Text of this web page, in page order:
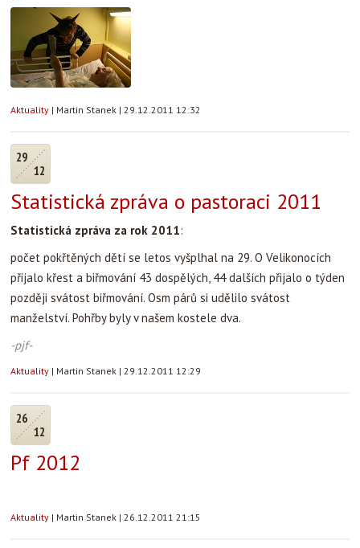
Aktuality | Martin Stanek | 29.12.2011 12:32
29
12
Statistická zpráva o pastoraci 2011
Statistická zpráva za rok 2011:
počet pokřtěných dětí se letos vyšplhal na 29. O Velikonocích
přijalo křest a biřmování 43 dospělých, 44 dalších přijalo o týden
později svátost biřmování. Osm párů si udělilo svátost
manželství. Pohřby byly v našem kostele dva.
-pjf-
Aktuality | Martin Stanek | 29.12.2011 12:29
26
12
Pf 2012
Aktuality | Martin Stanek | 26.12.2011 21:15